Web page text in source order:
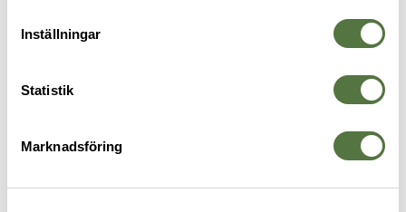
Inställningar
Statistik
Marknadsföring